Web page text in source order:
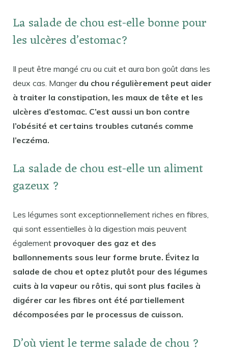
La salade de chou est-elle bonne pour
les ulcères d’estomac?
Il peut être mangé cru ou cuit et aura bon goût dans les
deux cas. Manger du chou régulièrement peut aider
à traiter la constipation, les maux de tête et les
ulcères d’estomac. C’est aussi un bon contre
l’obésité et certains troubles cutanés comme
l’eczéma.
La salade de chou est-elle un aliment
gazeux ?
Les légumes sont exceptionnellement riches en fibres,
qui sont essentielles à la digestion mais peuvent
également provoquer des gaz et des
ballonnements sous leur forme brute. Évitez la
salade de chou et optez plutôt pour des légumes
cuits à la vapeur ou rôtis, qui sont plus faciles à
digérer car les fibres ont été partiellement
décomposées par le processus de cuisson.
D’où vient le terme salade de chou ?